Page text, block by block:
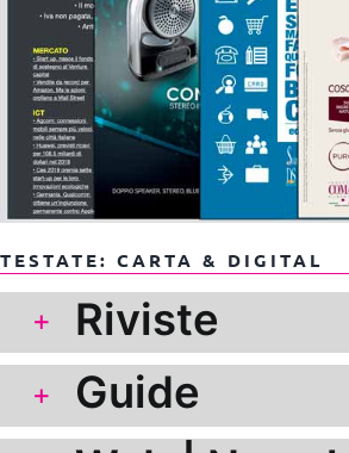
TESTATE: CARTA & DIGITAL
Riviste
Guide